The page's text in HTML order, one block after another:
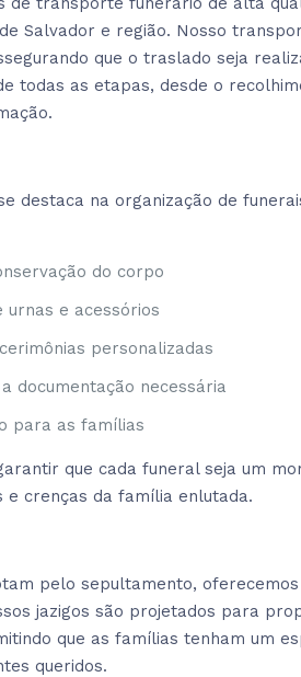
Salvador e região. Nosso
que o traslado seja
todas as etapas, desde o
destaca na organização de
do corpo
urnas e acessórios
personalizadas
documentação necessária
para as famílias
que cada funeral seja um
e crenças da família enlutada.
pelo sepultamento,
jazigos são projetados para
que as famílias tenham um
queridos.